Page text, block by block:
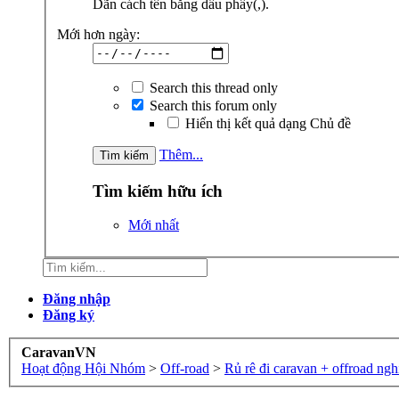
Dãn cách tên bằng dấu phẩy(,).
Mới hơn ngày:
Search this thread only
Search this forum only
Hiển thị kết quả dạng Chủ đề
Thêm...
Tìm kiếm hữu ích
Mới nhất
Đăng nhập
Đăng ký
CaravanVN
Hoạt động Hội Nhóm > Off-road > Rủ rê đi caravan + offroad